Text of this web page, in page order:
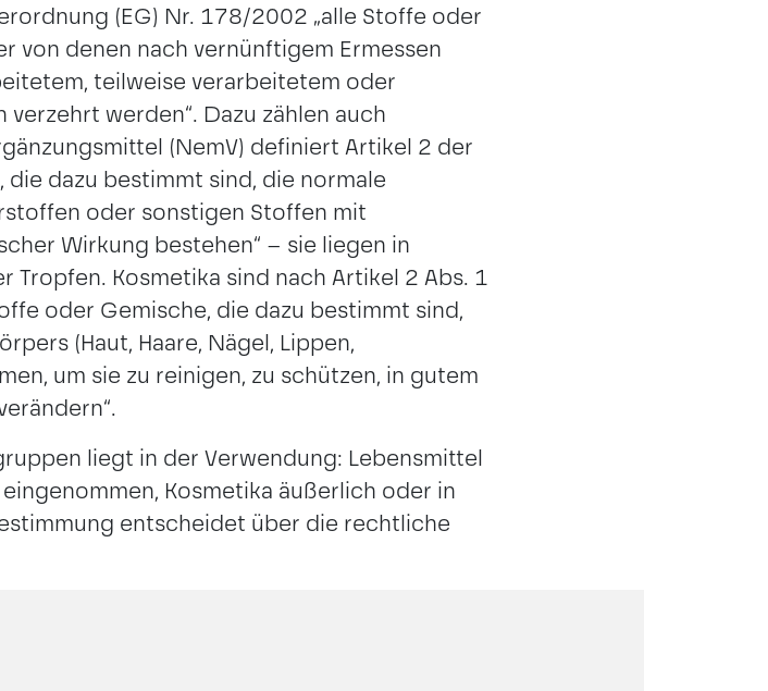
(EG) Nr. 178/2002 „alle Stoffe oder
von denen nach vernünftigem Ermessen
teilweise verarbeitetem oder
werden“. Dazu zählen auch
(NemV) definiert Artikel 2 der
dazu bestimmt sind, die normale
oder sonstigen Stoffen mit
Wirkung bestehen“ – sie liegen in
Tropfen. Kosmetika sind nach Artikel 2 Abs. 1
oder Gemische, die dazu bestimmt sind,
(Haut, Haare, Nägel, Lippen,
um sie zu reinigen, zu schützen, in gutem
liegt in der Verwendung: Lebensmittel
Kosmetika äußerlich oder in
entscheidet über die rechtliche